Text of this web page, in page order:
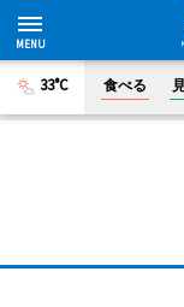
33°C 食べる